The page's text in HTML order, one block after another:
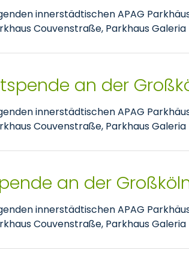
innerstädtischen APAG
Couvenstraße, Parkhaus
an der
innerstädtischen APAG
Couvenstraße, Parkhaus
an der
innerstädtischen APAG
Couvenstraße, Parkhaus